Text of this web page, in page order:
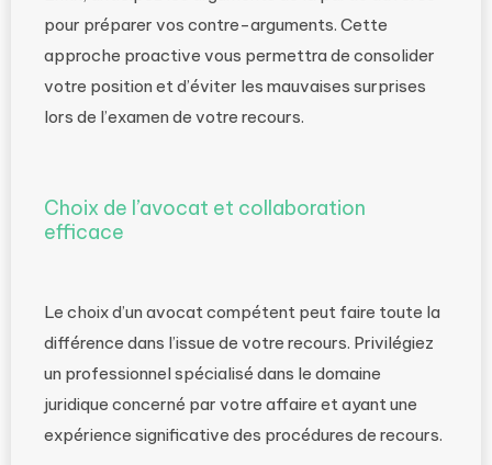
pour préparer vos contre-arguments. Cette
approche proactive vous permettra de consolider
votre position et d’éviter les mauvaises surprises
lors de l’examen de votre recours.
Choix de l’avocat et collaboration
efficace
Le choix d’un avocat compétent peut faire toute la
différence dans l’issue de votre recours. Privilégiez
un professionnel spécialisé dans le domaine
juridique concerné par votre affaire et ayant une
expérience significative des procédures de recours.